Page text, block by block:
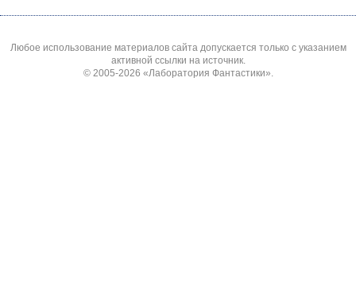
Любое использование материалов сайта допускается только с указанием
активной ссылки на источник.
© 2005-2026 «Лаборатория Фантастики».